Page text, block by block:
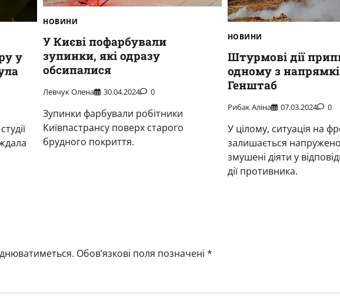
у
НОВИНИ
У Києві пофарбували
зупинки, які одразу
обсипалися
Левчук Олена 30.04.2024 0
Зупинки фарбували робітники
Київпастрансу поверх старого
брудного покриття.
НОВИНИ
Штурмові дії
одному з
Генштаб
Рибак Аліна 07.03.2024 0
У цілому, ситуація на
залишається
змушені діяти у
дії противника.
Обов’язкові поля позначені *